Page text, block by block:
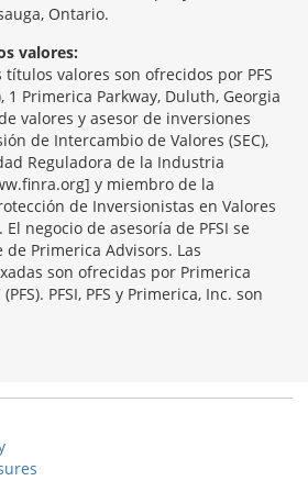
Ontario.
valores:
títulos valores son ofrecidos por PFS
1 Primerica Parkway, Duluth, Georgia
valores y asesor de inversiones
de Intercambio de Valores (SEC),
Reguladora de la Industria
y miembro de la
de Inversionistas en Valores
negocio de asesoría de PFSI se
Primerica Advisors. Las
son ofrecidas por Primerica
PFSI, PFS y Primerica, Inc. son